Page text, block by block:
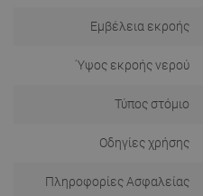
Εμβέλεια εκροής
Ύψος εκροής νερού
Τύπος στόμιο
Οδηγίες χρήσης
Πληροφορίες Ασφαλείας